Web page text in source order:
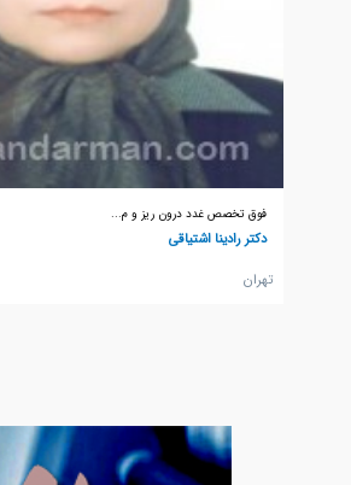
فوق تخصص غدد درون ریز و م...
دکتر رادینا اشتیاقی
تهران